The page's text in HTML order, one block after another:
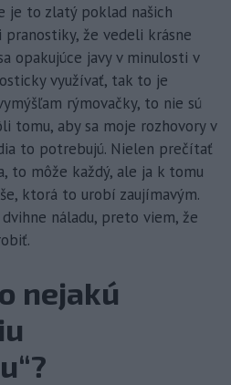
je to zlatý poklad našich
pranostiky, že vedeli krásne
opakujúce javy v minulosti v
využívať, tak to je
rýmovačky, to nie sú
tomu, aby sa moje rozhovory v
to potrebujú. Nielen prečítať
to môže každý, ale ja k tomu
ktorá to urobí zaujímavým.
náladu, preto viem, že
nejakú